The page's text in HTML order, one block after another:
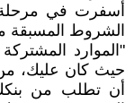
أسفرت في مرحلة
الشروط المسبقة
"الموارد
حيث كان عليك، من
أن تطلب من